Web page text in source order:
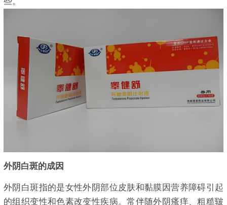
外阴白斑的成因
外阴白斑指的是女性外阴部位皮肤和黏膜因营养障碍引起
的组织变性和色素改变性疾病。常伴随外阴瘙痒、粗糙皲